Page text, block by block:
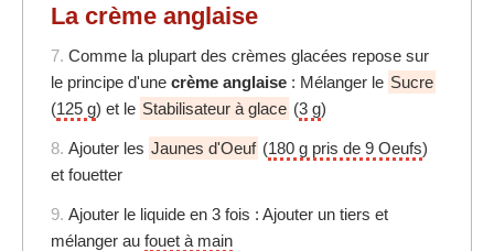
La crème anglaise
7. Comme la plupart des crèmes glacées repose sur
le principe d'une crème anglaise : Mélanger le Sucre
(125 g) et le Stabilisateur à glace (3 g)
8. Ajouter les Jaunes d'Oeuf (180 g pris de 9 Oeufs)
et fouetter
9. Ajouter le liquide en 3 fois : Ajouter un tiers et
mélanger au fouet à main